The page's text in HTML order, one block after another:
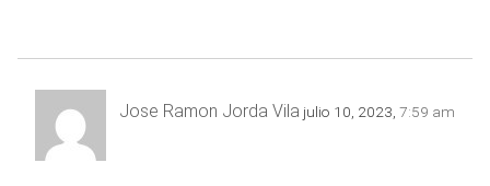
Jose Ramon Jorda Vila julio 10, 2023, 7:59 am